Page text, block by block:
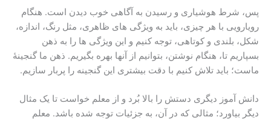
پس، شرط هوشیاری و رسیدن به آگاهی خوب دیدن است. هنگام
رویارویی با هر چیزی، باید به ویژگی های ظاهری، مثل رنگ، اندازه،
شکل، بلندی و کوتاهی، توجه کنیم و این ویژگی ها را به ذهن
بسپاریم تا، هنگام نوشتن، بتوانیم از آنها بهره بگیریم. ذهن ما گنجینۀ
ماست؛ باید تلاش کنیم با دقت بیشتری این گنجینه را پربار سازیم.
دانش آموز دیگری دستش را بالا بُرد و از معلم خواست تا یک مثال
دیگر بیاورد؛ مثالی که در آن، به جزئیات توجه شده باشد. معلم